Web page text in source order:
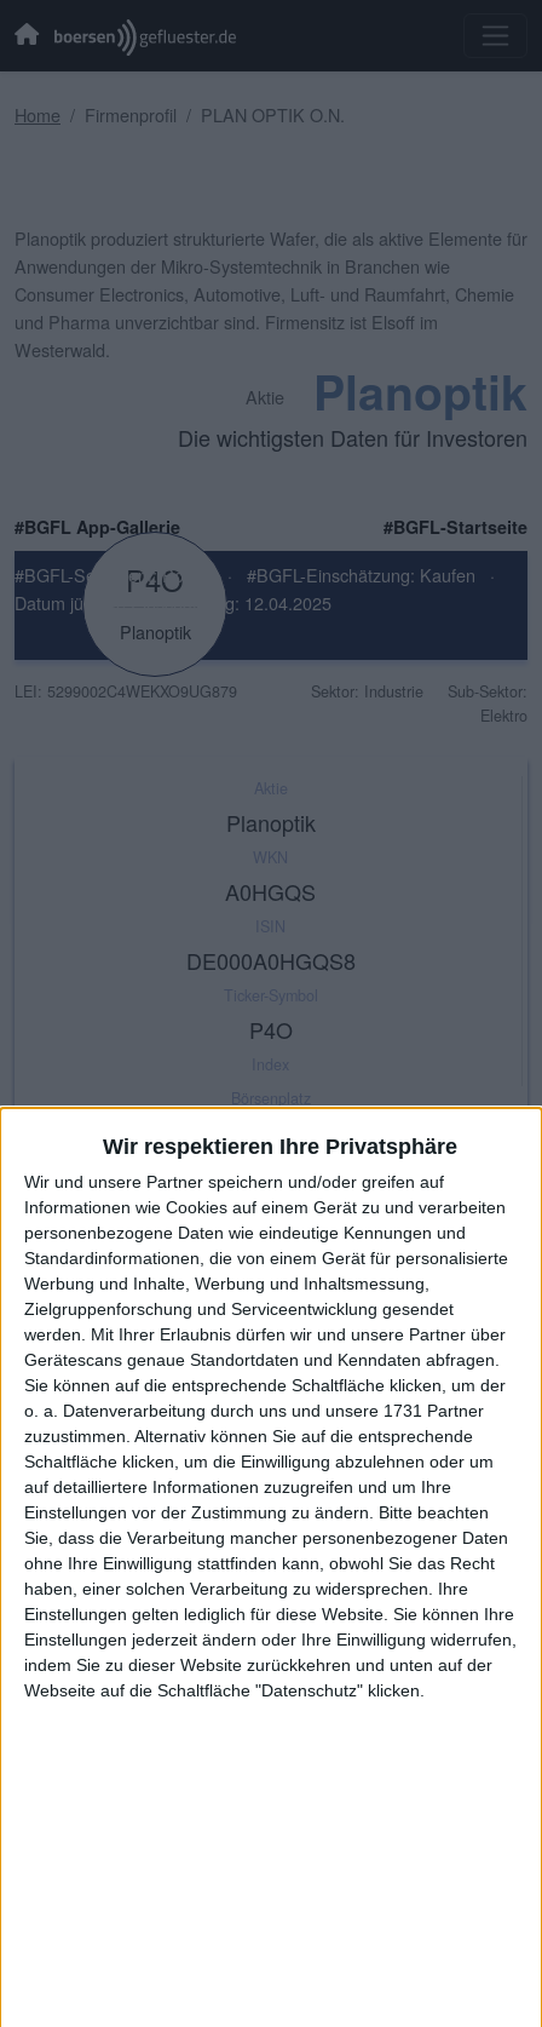
Wir respektieren Ihre Privatsphäre
Wir und unsere Partner speichern und/oder greifen auf
Informationen wie Cookies auf einem Gerät zu und verarbeiten
personenbezogene Daten wie eindeutige Kennungen und
Standardinformationen, die von einem Gerät für personalisierte
Werbung und Inhalte, Werbung und Inhaltsmessung,
Zielgruppenforschung und Serviceentwicklung gesendet
werden.
Mit Ihrer Erlaubnis dürfen wir und unsere Partner über
Gerätescans genaue Standortdaten und Kenndaten abfragen.
Sie können auf die entsprechende Schaltfläche klicken, um der
o. a. Datenverarbeitung durch uns und unsere 1731 Partner
zuzustimmen. Alternativ können Sie auf die entsprechende
Schaltfläche klicken, um die Einwilligung abzulehnen oder um
auf detailliertere Informationen zuzugreifen und um Ihre
Einstellungen vor der Zustimmung zu ändern.
Bitte beachten
Sie, dass die Verarbeitung mancher personenbezogener Daten
ohne Ihre Einwilligung stattfinden kann, obwohl Sie das Recht
haben, einer solchen Verarbeitung zu widersprechen. Ihre
Einstellungen gelten lediglich für diese Website. Sie können Ihre
Einstellungen jederzeit ändern oder Ihre Einwilligung widerrufen,
indem Sie zu dieser Website zurückkehren und unten auf der
Webseite auf die Schaltfläche "Datenschutz" klicken.
Home Firmenprofil PLAN OPTIK O.N.
Planoptik produziert strukturierte Wafer, die als aktive Elemente für
Anwendungen der Mikro-Systemtechnik in Branchen wie
Consumer Electronics, Automotive, Luft- und Raumfahrt, Chemie
und Pharma unverzichtbar sind. Firmensitz ist Elsoff im
Westerwald.
Aktie
Planoptik
Die wichtigsten Daten für Investoren
#BGFL App-Gallerie #BGFL-Startseite
P4O
Planoptik
#BGFL-Sentiment: Positiv · #BGFL-Einschätzung: Kaufen
·
Datum jüngste Einschätzung: 12.04.2025
LEI: 5299002C4WEKXO9UG879 Sektor: Industrie
Sub-Sektor:
Elektro
Aktie
Planoptik
WKN
A0HGQS
ISIN
DE000A0HGQS8
Ticker-Symbol
P4O
Index
Börsenplatz
Frankfurt
KAUF VERKAUF
Made with ❤ von BGFL
Stammdaten Nachrichten
Jahresschlusskurse
Termine
Ergebnis je Aktie
Dividende je Aktie
Finanzdaten
Social/Regio/Peers
Charts/Performance
Performance Profi-Chart Basis-Chart
Dieser Chart zeigt den Kurs der Aktie von Planoptik in einfacher
Linienform. Wenn Sie an detaillierteren Darstellungen interessiert